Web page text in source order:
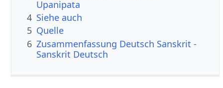
Upanipata
4 Siehe auch
5 Quelle
6 Zusammenfassung Deutsch Sanskrit -
Sanskrit Deutsch